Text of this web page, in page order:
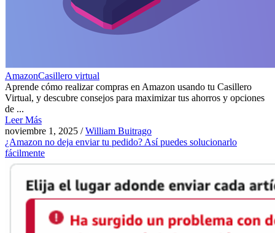
AmazonCasillero virtual
Aprende cómo realizar compras en Amazon usando tu Casillero
Virtual, y descubre consejos para maximizar tus ahorros y opciones
de ...
Leer Más
noviembre 1, 2025 /William Buitrago
¿Amazon no deja enviar tu pedido? Así puedes solucionarlo
fácilmente